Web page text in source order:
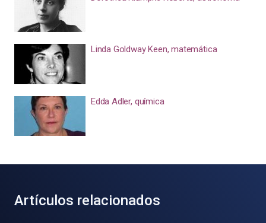
Linda Goldway Keen, matemática
Edda Adler, química
Artículos relacionados